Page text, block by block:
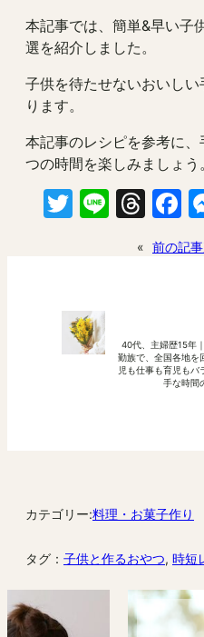
本記事では、簡単&早い子
選を紹介しました。
子供を待たせないおいし
ります。
本記事のレシピを参考に
つの時間を楽しみましょう。
Twitter
Line
« 前の記事
40代、主婦歴15年
勤族で、全国各地を
児も仕事も育児もバ
手な時間
カテゴリー:料理・お菓子作り
タグ： 子供と作るおやつ, 時短
【自己肯